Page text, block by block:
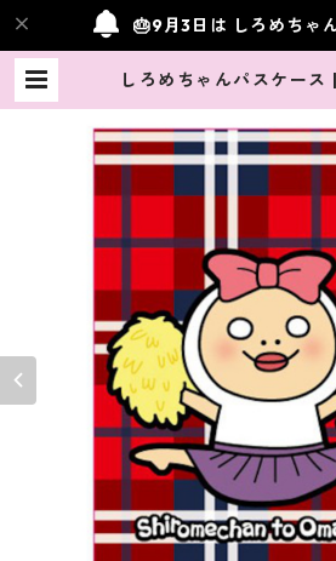
🎂9月3日は しろめちゃ
しろめちゃんパスケー